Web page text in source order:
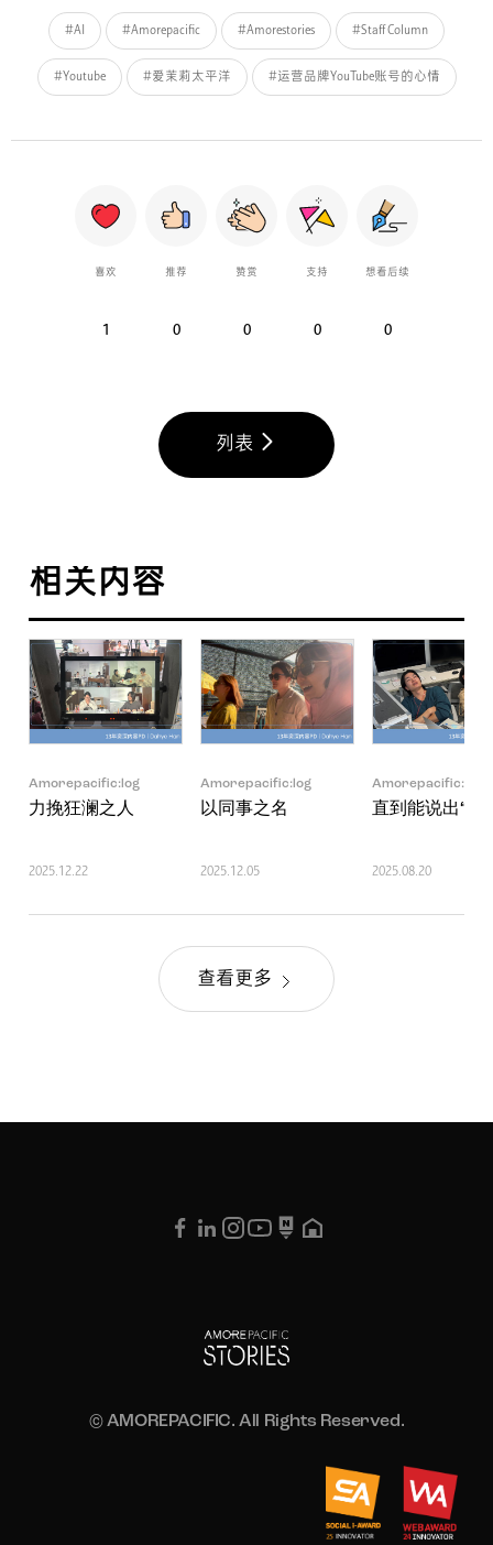
#AI #Amorepacific #Amorestories #Staff Column
#Youtube #爱茉莉太平洋 #运营品牌YouTube账号的心情
喜欢
1
推荐
0
赞赏
0
支持
0
想看后续
0
列表
相关内容
Amorepacific:log
力挽狂澜之人
2025.12.22
Amorepacific:log
以同事之名
2025.12.05
Amorepacific:log
直到能说出“现
2025.08.20
查看更多
© AMOREPACIFIC. All Rights Reserved.